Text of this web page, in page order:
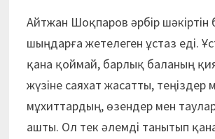
Айтжан Шоқпаров әрбір шәкіртін
шыңдарға жетелеген ұстаз еді.
қана қоймай, барлық баланың
жүзіне саяхат жасатты, теңіздер
мұхиттардың, өзендер мен
ашты. Ол тек әлемді танытып